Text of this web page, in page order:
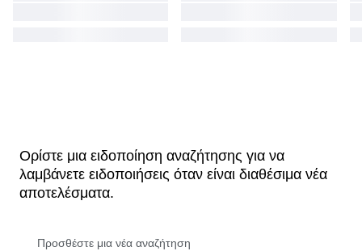
Ορίστε μια ειδοποίηση αναζήτησης για να
λαμβάνετε ειδοποιήσεις όταν είναι διαθέσιμα νέα
αποτελέσματα.